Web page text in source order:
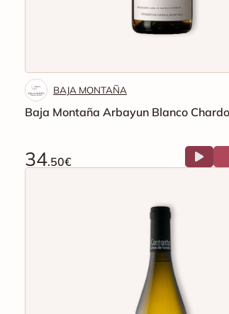
BAJA MONTAÑA
Baja Montaña Arbayun Blanco
34.50€